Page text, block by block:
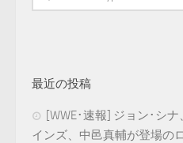
最近の投稿
[WWE･速報] ジョン･シ
インズ、中邑真輔が登場の